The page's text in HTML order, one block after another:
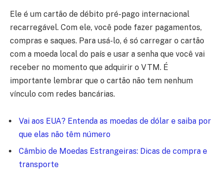
Ele é um cartão de débito pré-pago internacional
recarregável. Com ele, você pode fazer pagamentos,
compras e saques. Para usá-lo, é só carregar o cartão
com a moeda local do país e usar a senha que você vai
receber no momento que adquirir o VTM. É
importante lembrar que o cartão não tem nenhum
vínculo com redes bancárias.
Vai aos EUA? Entenda as moedas de dólar e saiba por
que elas não têm número
Câmbio de Moedas Estrangeiras: Dicas de compra e
transporte